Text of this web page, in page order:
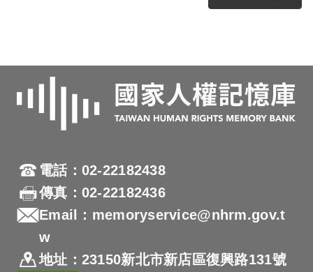
電話：02-22182438
傳真：02-22182436
Email：memoryservice@nhrm.gov.t
w
地址：23150新北市新店區復興路131號